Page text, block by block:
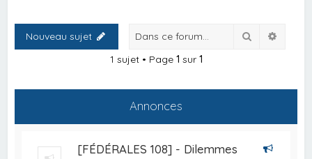
Nouveau sujet Rechercher
1 sujet • Page 1 sur 1
Annonces
[FÉDÉRALES 108] - Dilemmes